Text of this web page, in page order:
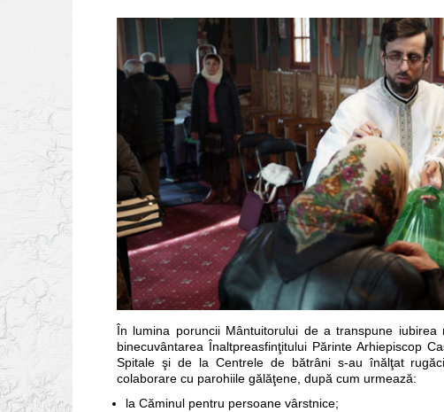
În lumina poruncii Mântuitorului de a transpune
binecuvântarea Înaltpreasfinţitului Părinte Arhiepiscop
Spitale şi de la Centrele de bătrâni s-au înălţat
colaborare cu parohiile gălăţene, după cum urmează:
la Căminul pentru persoane vârstnice;